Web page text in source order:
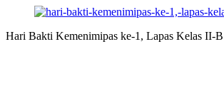
Hari Bakti Kemenimipas ke-1, Lapas Kelas II-